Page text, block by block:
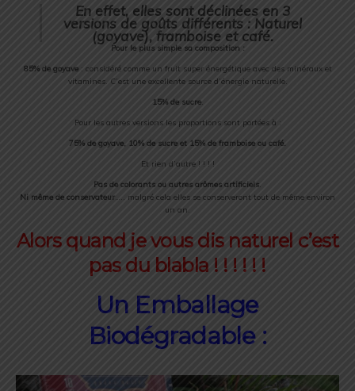
En effet, elles sont déclinées en 3
versions de goûts différents : Naturel
(goyave), framboise et café.
Pour le plus simple sa composition :
85% de goyave: considéré comme un fruit super énergétique avec des minéraux et
vitamines. C’est une excellente source d’énergie naturelle.
15% de sucre.
Pour les autres versions les proportions sont portées à :
75% de goyave, 10% de sucre et 15% de framboise ou café.
Et rien d’autre ! ! ! !
Pas de colorants ou autres arômes artificiels.
Ni même de conservateur….. malgré cela elles se conserveront tout de même environ
un an.
Alors quand je vous dis naturel c’est
pas du blabla ! ! ! ! ! !
Un Emballage
Biodégradable :